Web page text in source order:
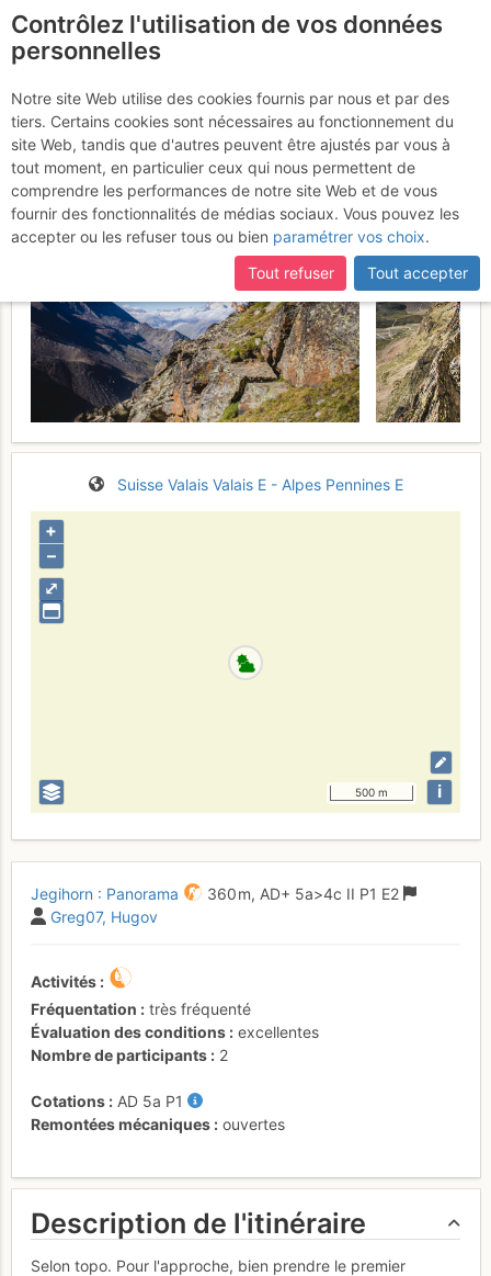
Jegihorn : Panorama
Samedi 5 août 2017
Suisse Valais Valais E - Alpes Pennines E
⤢
+
–
500 m i
Jegihorn : Panorama 360 m, AD+ 5a>4c II P1 E2
Greg07 Hugov
Activités
Fréquentation
très fréquenté
Évaluation des conditions
excellentes
Nombre de participants
2
Cotations AD 5a P1
Remontées mécaniques
ouvertes
Description de l'itinéraire
Selon topo. Pour l'approche, bien prendre le premier
Contrôlez l'utilisation de vos données
personnelles
Notre site Web utilise des cookies fournis par nous et par des
tiers. Certains cookies sont nécessaires au fonctionnement du
site Web, tandis que d'autres peuvent être ajustés par vous à
tout moment, en particulier ceux qui nous permettent de
comprendre les performances de notre site Web et de vous
fournir des fonctionnalités de médias sociaux. Vous pouvez les
accepter ou les refuser tous ou bien paramétrer vos choix.
Tout refuser
Tout accepter